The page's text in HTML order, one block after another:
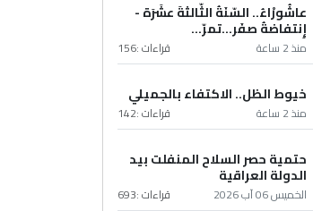
عاشُورْاءُ.. السّنَةُ الثّالثةَ عشَرَة -
إِنتفاضةُ صفَر…تمرّ...
منذ 2 ساعة قراءات :156
خيوط الظل.. الاكتفاء بالجميلي
منذ 2 ساعة قراءات :142
حتمية حصر السلاح المنفلت بيد
الدولة العراقية
الخميس 06 آب 2026 قراءات :693